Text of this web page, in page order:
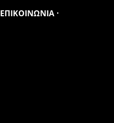
ΕΠΙΚΟΙΝΩΝΙΑ